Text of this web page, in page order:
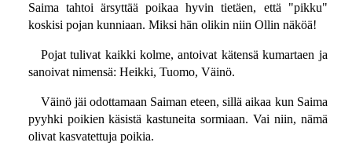
Saima tahtoi ärsyttää poikaa hyvin tietäen, että "pikku"
koskisi pojan kunniaan. Miksi hän olikin niin Ollin näköä!
Pojat tulivat kaikki kolme, antoivat kätensä kumartaen ja
sanoivat nimensä: Heikki, Tuomo, Väinö.
Väinö jäi odottamaan Saiman eteen, sillä aikaa kun Saima
pyyhki poikien käsistä kastuneita sormiaan. Vai niin, nämä
olivat kasvatettuja poikia.